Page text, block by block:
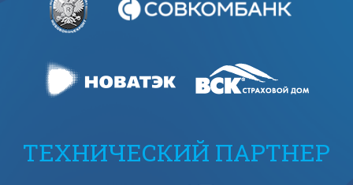
ТЕХНИЧЕСКИЙ ПАРТНЕР